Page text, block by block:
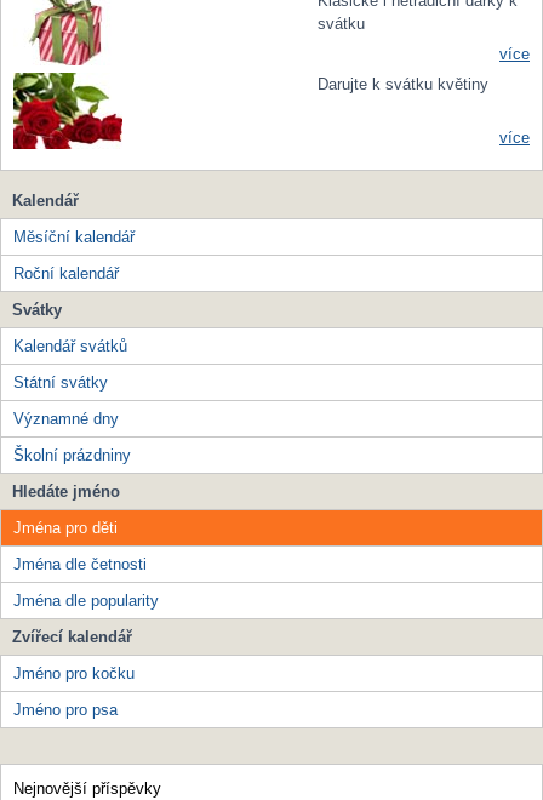
svátku
více
Darujte k svátku květiny
více
Kalendář
Měsíční kalendář
Roční kalendář
Svátky
Kalendář svátků
Státní svátky
Významné dny
Školní prázdniny
Hledáte jméno
Jména pro děti
Jména dle četnosti
Jména dle popularity
Zvířecí kalendář
Jméno pro kočku
Jméno pro psa
Nejnovější příspěvky